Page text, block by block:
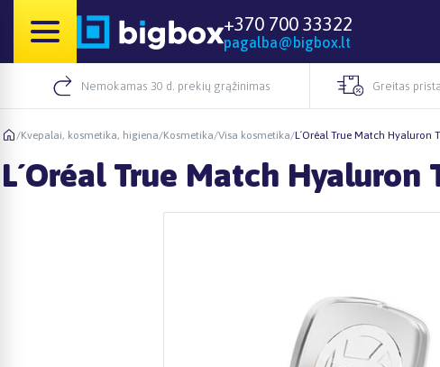
+370 700 33322
pagalba@bigbox.lt
Nemokamas 30 d. prekių grąžinimas Greitas
/Kvepalai, kosmetika, higiena/Kosmetika/Visa kosmetika/L´Oréal True Match
L´Oréal True Match